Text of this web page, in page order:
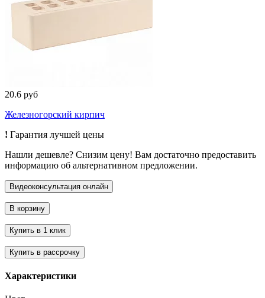
20.6 руб
Железногорский кирпич
! Гарантия лучшей цены
Нашли дешевле? Снизим цену! Вам достаточно предоставить
информацию об альтернативном предложении.
Характеристики